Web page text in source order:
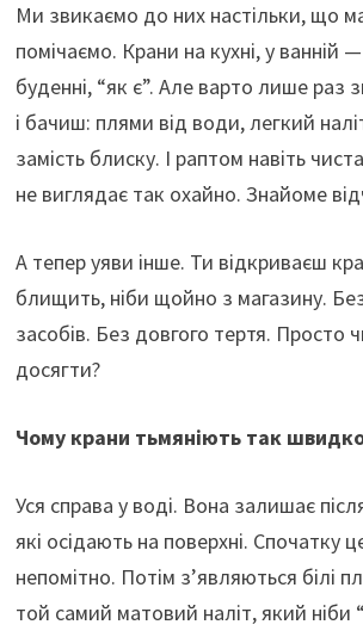
b
o
o
k
gr
a
m
at
sA
p
p
er
Ми звикаємо до них настільки, що
помічаємо. Крани на кухні, у ванній
буденні, “як є”. Але варто лише раз
і бачиш: плями від води, легкий
замість блиску. І раптом навіть
не виглядає так охайно. Знайоме
А тепер уяви інше. Ти відкриваєш
блищить, ніби щойно з магазину.
засобів. Без довгого тертя. Просто
досягти?
Чому крани тьмяніють так
Уся справа у воді. Вона залишає
які осідають на поверхні. Спочатку
непомітно. Потім з’являються білі
той самий матовий наліт, який ніби